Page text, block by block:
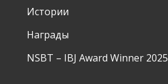
Истории
Награды
NSBT – IBJ Award Winner 2025